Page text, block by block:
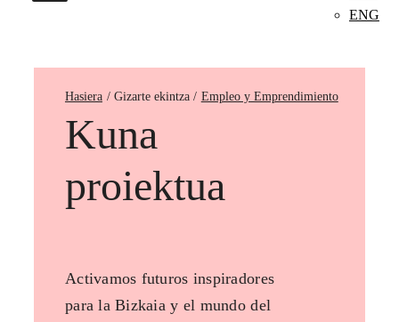
ENG
Hasiera Empleo y Emprendimiento
Kuna
proiektua
Activamos futuros inspiradores
para la Bizkaia y el mundo del